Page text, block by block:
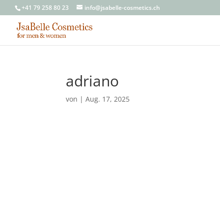
+41 79 258 80 23 info@jsabelle-cosmetics.ch
adriano
von |Aug. 17, 2025